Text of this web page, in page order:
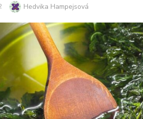
Author
Hedvika Hampejsová